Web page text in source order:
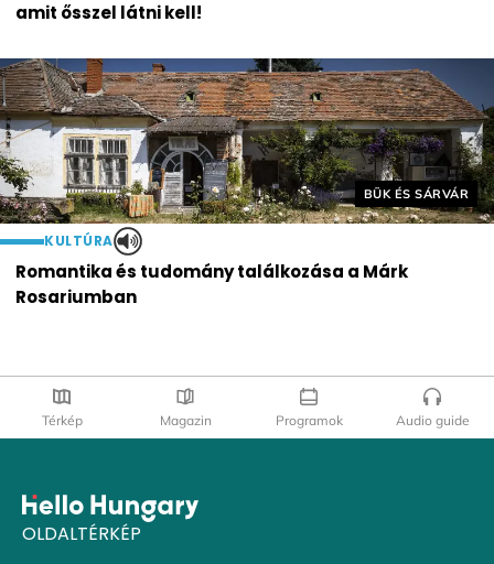
amit ősszel látni kell!
Helyszín címkék:
BÜK ÉS SÁRVÁR
KULTÚRA
Romantika és tudomány találkozása a Márk
Rosariumban
Térkép Magazin Programok Audio guide
OLDALTÉRKÉP